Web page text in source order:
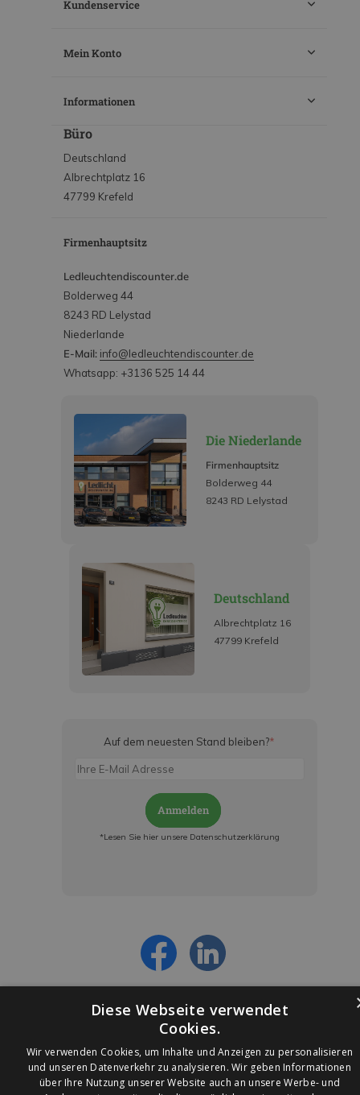
Kundenservice
Mein Konto
Informationen
Büro
Deutschland
Albrechtplatz 16
47799 Krefeld
Firmenhauptsitz
Ledleuchtendiscounter.de
Bolderweg 44
8243 RD Lelystad
Niederlande
E-Mail: info@ledleuchtendiscounter.de
Whatsapp: +3136 525 14 44
Die Niederlande
Firmenhauptsitz
Bolderweg 44
8243 RD Lelystad
Deutschland
Albrechtplatz 16
47799 Krefeld
Auf dem neuesten Stand bleiben?*
Anmelden
*Lesen Sie hier unsere Datenschutzerklärung
© 2026 Ledleuchtendiscounter.de
Diese Webseite verwendet
Cookies.
Wir verwenden Cookies, um Inhalte und Anzeigen zu personalisieren
und unseren Datenverkehr zu analysieren. Wir geben Informationen
über Ihre Nutzung unserer Website auch an unsere Werbe- und